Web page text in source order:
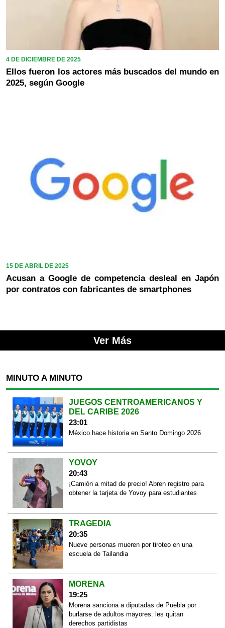
4 DE DICIEMBRE DE 2025
Ellos fueron los actores más buscados del mundo en
2025, según Google
15 DE ABRIL DE 2025
Acusan a Google de competencia desleal en Japón
por contratos con fabricantes de smartphones
Ver Más
MINUTO A MINUTO
JUEGOS CENTROAMERICANOS Y
DEL CARIBE 2026
23:01
México hace historia en Santo Domingo 2026
YOVOY
20:43
¡Camión a mitad de precio! Abren registro para
obtener la tarjeta de Yovoy para estudiantes
TRAGEDIA
20:35
Nueve personas mueren por tiroteo en una
escuela de Tailandia
MORENA
19:25
Morena sanciona a diputadas de Puebla por
burlarse de adultos mayores: les quitan
derechos partidistas